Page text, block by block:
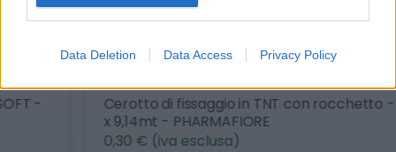
Data Deletion Data Access Privacy Policy
Cerotto di fissaggio in TNT con rocchetto - 1,25cm
x 9,14mt - PHARMAFIORE
0,30 € (iva esclusa)